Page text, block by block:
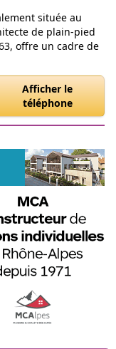
située au
de plain-pied
offre un cadre de
Afficher le
téléphone